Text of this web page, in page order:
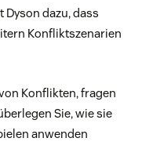
Dyson dazu, dass
Konfliktszenarien
Konflikten, fragen
Sie, wie sie
anwenden